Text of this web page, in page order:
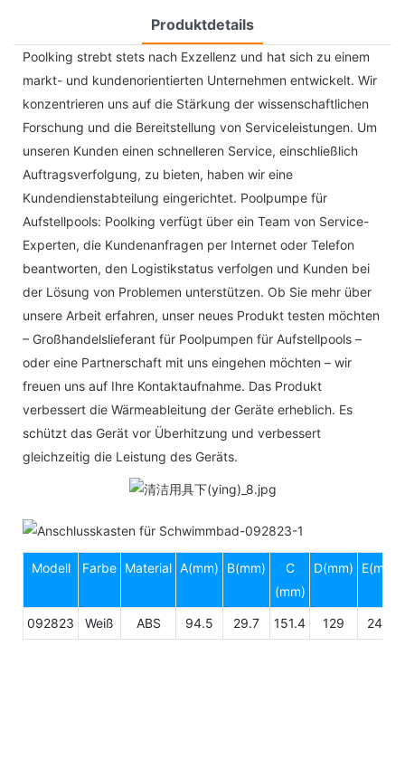
Produktdetails
Poolking strebt stets nach Exzellenz und hat sich zu einem
markt- und kundenorientierten Unternehmen entwickelt. Wir
konzentrieren uns auf die Stärkung der wissenschaftlichen
Forschung und die Bereitstellung von Serviceleistungen. Um
unseren Kunden einen schnelleren Service, einschließlich
Auftragsverfolgung, zu bieten, haben wir eine
Kundendienstabteilung eingerichtet. Poolpumpe für
Aufstellpools: Poolking verfügt über ein Team von Service-
Experten, die Kundenanfragen per Internet oder Telefon
beantworten, den Logistikstatus verfolgen und Kunden bei
der Lösung von Problemen unterstützen. Ob Sie mehr über
unsere Arbeit erfahren, unser neues Produkt testen möchten
– Großhandelslieferant für Poolpumpen für Aufstellpools –
oder eine Partnerschaft mit uns eingehen möchten – wir
freuen uns auf Ihre Kontaktaufnahme. Das Produkt
verbessert die Wärmeableitung der Geräte erheblich. Es
schützt das Gerät vor Überhitzung und verbessert
gleichzeitig die Leistung des Geräts.
Modell Farbe Material A(mm) B(mm)
C
(mm)
D(mm) E(mm)
092823 Weiß ABS 94.5 29.7 151.4 129 24.4